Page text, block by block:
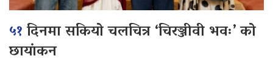
५१दिनमा सकियो चलचित्र ‘चिरञ्जीवी भवः’ को
छायांकन